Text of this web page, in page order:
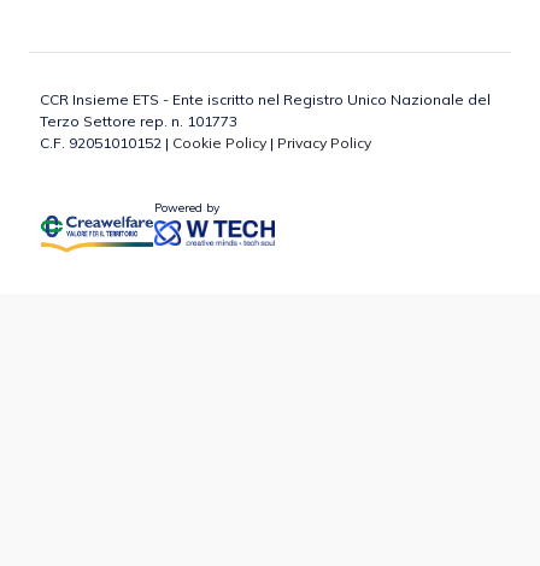
CCR Insieme ETS - Ente iscritto nel Registro Unico Nazionale del
Terzo Settore rep. n. 101773
C.F. 92051010152 | Cookie Policy | Privacy Policy
Powered by